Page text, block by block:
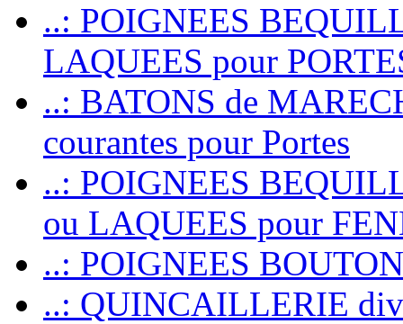
..: POIGNEES
LAQUEES pour
..: BATONS de
courantes pour Portes
..: POIGNEES
ou LAQUEES pour
..: POIGNEES
..: QUINCAILLERIE